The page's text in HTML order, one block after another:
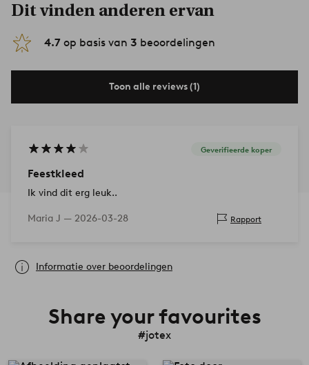
Dit vinden anderen ervan
4.7 op basis van 3 beoordelingen
Toon alle reviews (1)
Geverifieerde koper
Feestkleed
Ik vind dit erg leuk..
Maria J — 2026-03-28 Rapport
Informatie over beoordelingen
Share your favourites
#jotex